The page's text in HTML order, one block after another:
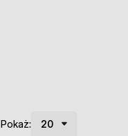
Pokaż: